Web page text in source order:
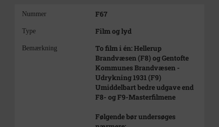
Nummer F67
Type Film og lyd
Bemærkning
To film i én: Hellerup
Brandvæsen (F8) og Gentofte
Kommunes Brandvæsen -
Udrykning 1931 (F9)
Umiddelbart bedre udgave end
F8- og F9-Masterfilmene
Følgende bør undersøges